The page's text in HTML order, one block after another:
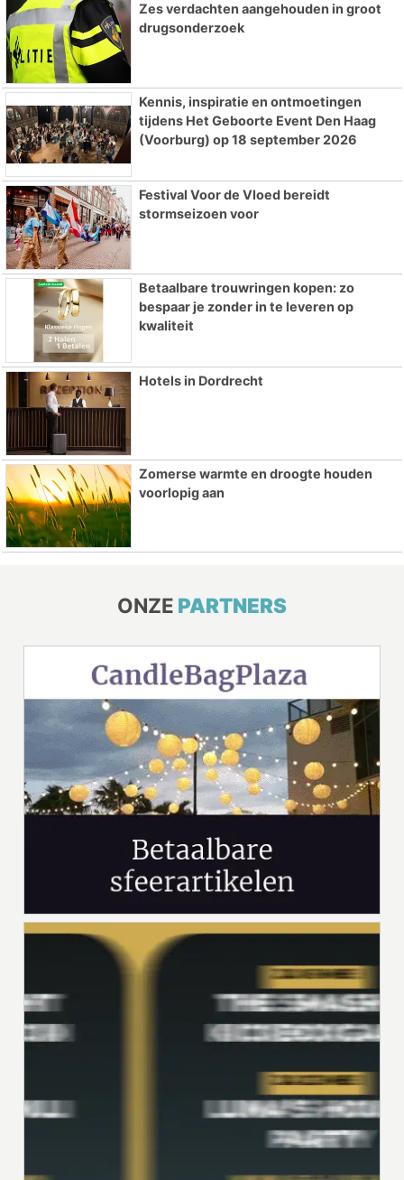
Zes verdachten aangehouden in groot
drugsonderzoek
Kennis, inspiratie en ontmoetingen
tijdens Het Geboorte Event Den Haag
(Voorburg) op 18 september 2026
Festival Voor de Vloed bereidt
stormseizoen voor
Betaalbare trouwringen kopen: zo
bespaar je zonder in te leveren op
kwaliteit
Hotels in Dordrecht
Zomerse warmte en droogte houden
voorlopig aan
ONZE PARTNERS